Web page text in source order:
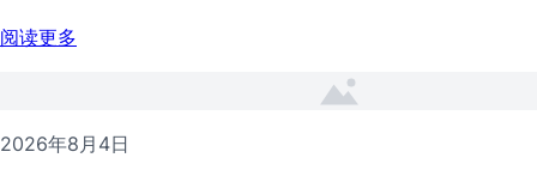
阅读更多
2026年8月4日